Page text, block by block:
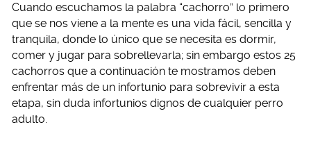
Cuando escuchamos la palabra “cachorro” lo primero
que se nos viene a la mente es una vida fácil, sencilla y
tranquila, donde lo único que se necesita es dormir,
comer y jugar para sobrellevarla; sin embargo estos 25
cachorros que a continuación te mostramos deben
enfrentar más de un infortunio para sobrevivir a esta
etapa, sin duda infortunios dignos de cualquier perro
adulto.